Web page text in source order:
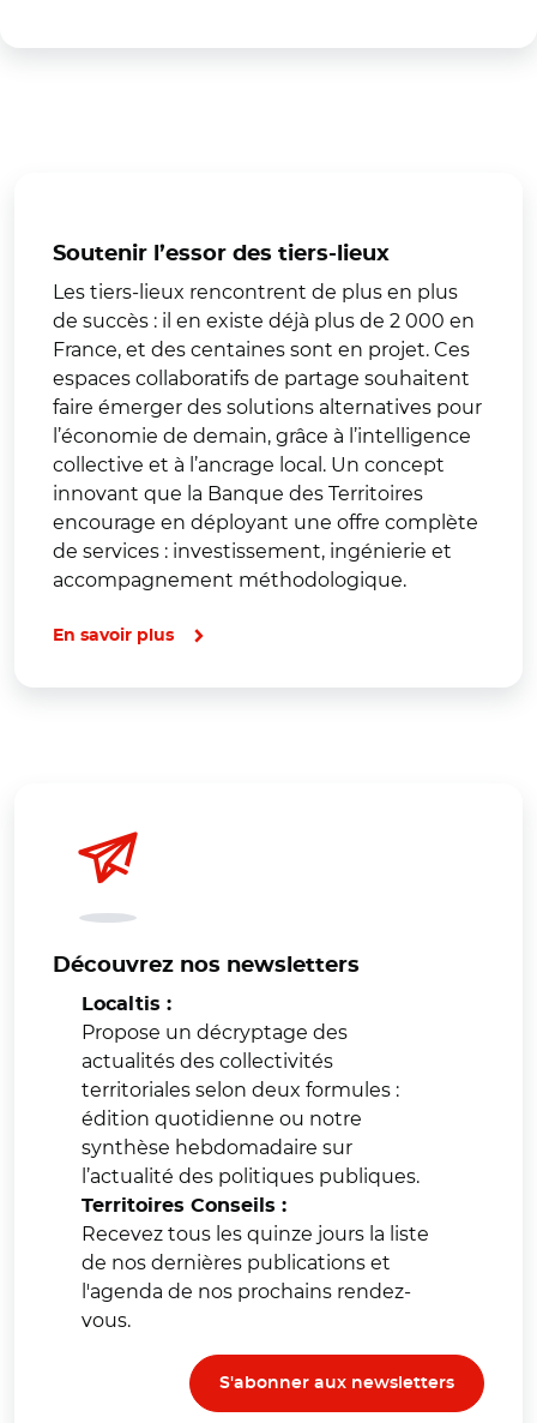
Soutenir l’essor des tiers-lieux
Les tiers-lieux rencontrent de plus en plus
de succès : il en existe déjà plus de 2 000 en
France, et des centaines sont en projet. Ces
espaces collaboratifs de partage souhaitent
faire émerger des solutions alternatives pour
l’économie de demain, grâce à l’intelligence
collective et à l’ancrage local. Un concept
innovant que la Banque des Territoires
encourage en déployant une offre complète
de services : investissement, ingénierie et
accompagnement méthodologique.
En savoir plus
Découvrez nos newsletters
Localtis :
Propose un décryptage des
actualités des collectivités
territoriales selon deux formules :
édition quotidienne ou notre
synthèse hebdomadaire sur
l’actualité des politiques publiques.
Territoires Conseils :
Recevez tous les quinze jours la liste
de nos dernières publications et
l'agenda de nos prochains rendez-
vous.
S'abonner aux newsletters